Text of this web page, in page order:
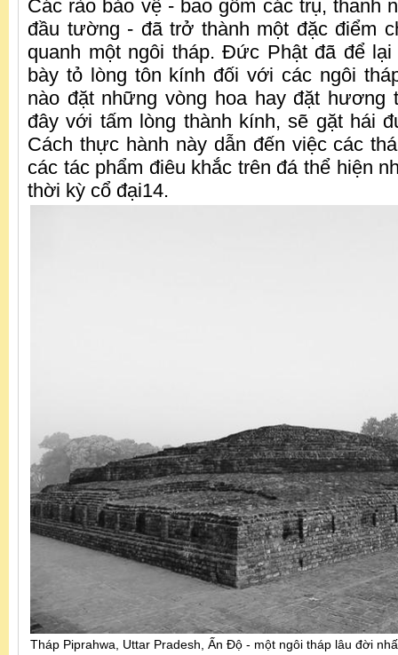
Các rào bảo vệ - bao gồm các trụ, thanh
đầu tường - đã trở thành một đặc điểm
quanh một ngôi tháp. Đức Phật đã để
bày tỏ lòng tôn kính đối với các ngôi
nào đặt những vòng hoa hay đặt hương
đây với tấm lòng thành kính, sẽ gặt hái
Cách thực hành này dẫn đến việc các
các tác phẩm điêu khắc trên đá thể hiện
thời kỳ cổ đại14.
Tháp Piprahwa, Uttar Pradesh, Ấn Độ - một ngôi tháp lâu đời